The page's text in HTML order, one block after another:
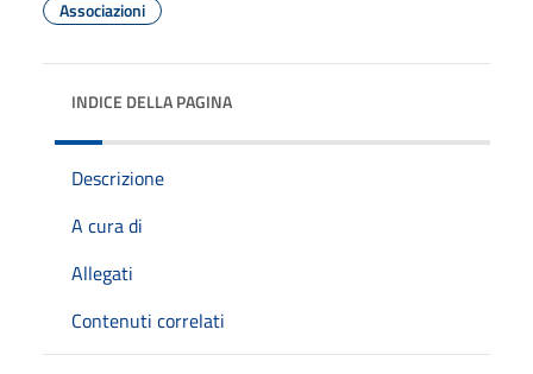
Associazioni
INDICE DELLA PAGINA
Descrizione
A cura di
Allegati
Contenuti correlati